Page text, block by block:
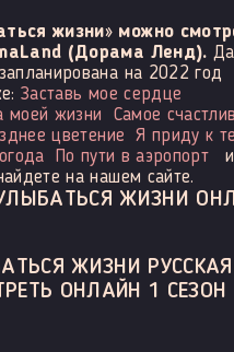
жизни» можно
(Дорама Ленд).
на 2022 год
Заставь мое сердце
моей жизни
Самое
цветение
Я приду к
По пути в аэропорт
на нашем сайте.
ЖИЗНИ
ЖИЗНИ РУССКАЯ
ОНЛАЙН 1 СЕЗОН